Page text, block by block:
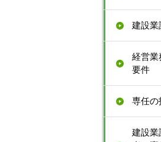
建設業
経営業
要件
専任の
建設